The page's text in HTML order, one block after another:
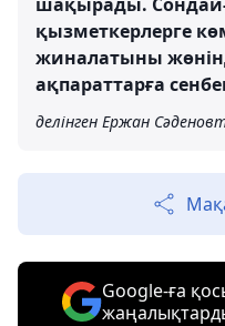
қызметкерлерге
жиналатыны
ақпараттарға
делінген Ержан
Google-ға